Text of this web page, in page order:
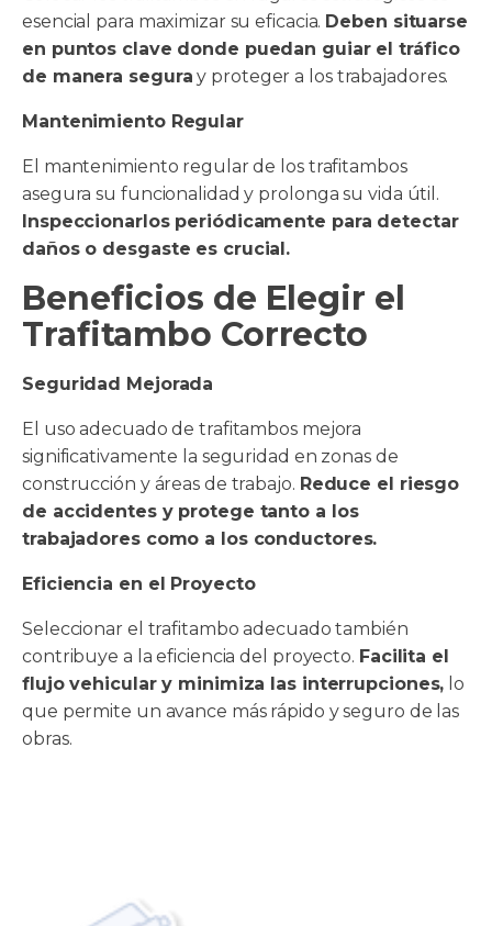
esencial para maximizar su eficacia. Deben situarse
en puntos clave donde puedan guiar el tráfico
de manera segura y proteger a los trabajadores.
Mantenimiento Regular
El mantenimiento regular de los trafitambos
asegura su funcionalidad y prolonga su vida útil.
Inspeccionarlos periódicamente para detectar
daños o desgaste es crucial.
Beneficios de Elegir el
Trafitambo Correcto
Seguridad Mejorada
El uso adecuado de trafitambos mejora
significativamente la seguridad en zonas de
construcción y áreas de trabajo. Reduce el riesgo
de accidentes y protege tanto a los
trabajadores como a los conductores.
Eficiencia en el Proyecto
Seleccionar el trafitambo adecuado también
contribuye a la eficiencia del proyecto. Facilita el
flujo vehicular y minimiza las interrupciones, lo
que permite un avance más rápido y seguro de las
obras.